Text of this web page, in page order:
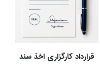
قرارداد کارگزاری اخذ سند